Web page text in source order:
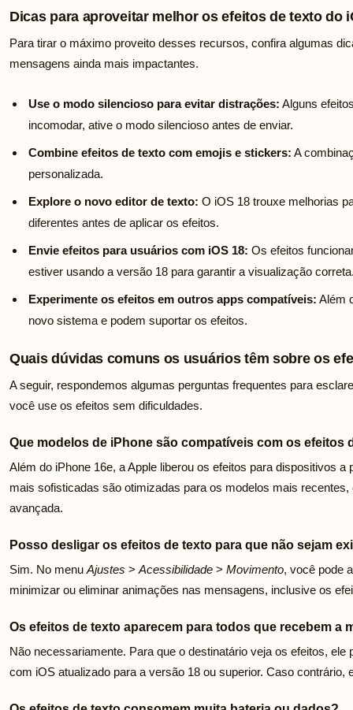
Dicas para aproveitar melhor os efeitos de texto do
Para tirar o máximo proveito desses recursos, confira algumas
mensagens ainda mais impactantes.
Use o modo silencioso para evitar distrações: Alguns
incomodar, ative o modo silencioso antes de enviar.
Combine efeitos de texto com emojis e stickers: A
personalizada.
Explore o novo editor de texto: O iOS 18 trouxe melhorias
diferentes antes de aplicar os efeitos.
Envie efeitos para usuários com iOS 18: Os efeitos
estiver usando a versão 18 para garantir a visualização
Experimente os efeitos em outros apps compatíveis: Além
novo sistema e podem suportar os efeitos.
Quais dúvidas comuns os usuários têm sobre os
A seguir, respondemos algumas perguntas frequentes para
você use os efeitos sem dificuldades.
Que modelos de iPhone são compatíveis com os efeitos
Além do iPhone 16e, a Apple liberou os efeitos para dispositivos
mais sofisticadas são otimizadas para os modelos mais
avançada.
Posso desligar os efeitos de texto para que não sejam
Sim. No menu Ajustes > Acessibilidade > Movimento, você pode
minimizar ou eliminar animações nas mensagens, inclusive os
Os efeitos de texto aparecem para todos que recebem a
Não necessariamente. Para que o destinatário veja os efeitos,
com iOS atualizado para a versão 18 ou superior. Caso